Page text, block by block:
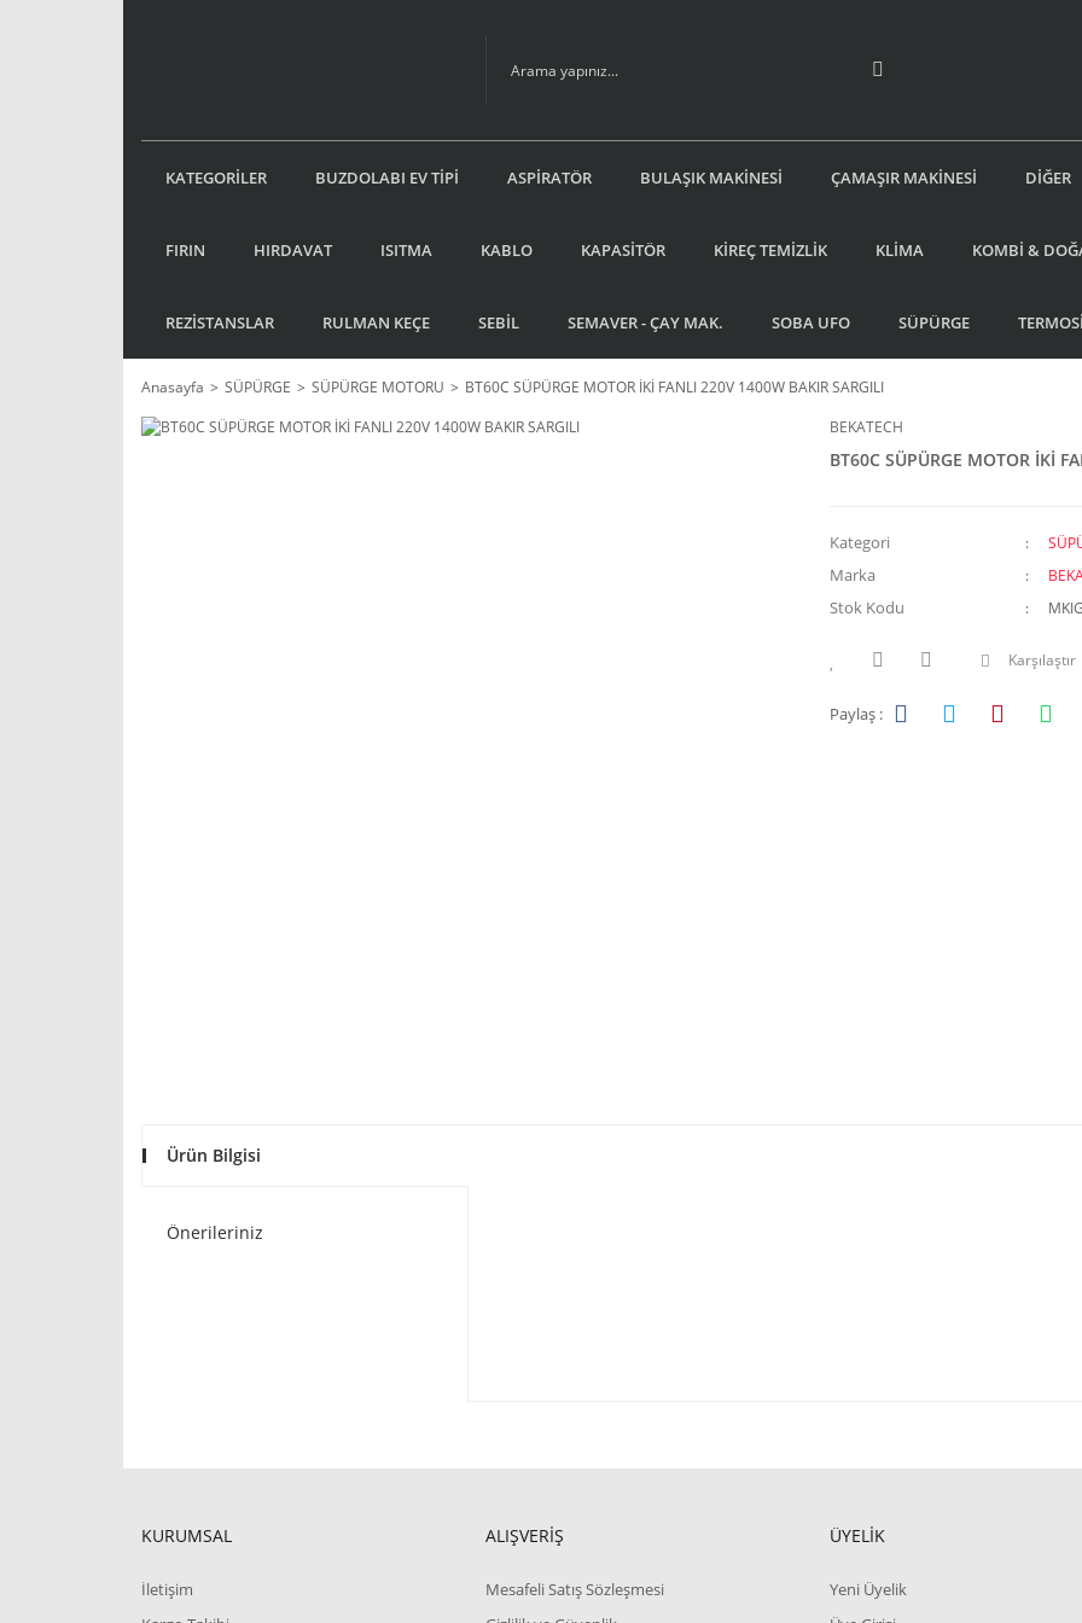
KATEGORİLER BUZDOLABI EV TİPİ ASPİRATÖR BULAŞIK MAKİNESİ ÇAMAŞIR MAKİNESİ DİĞER
FIRIN HIRDAVAT ISITMA KABLO KAPASİTÖR KİREÇ TEMİZLİK KLİMA KOMBİ &
REZİSTANSLAR RULMAN KEÇE SEBİL SEMAVER - ÇAY MAK. SOBA UFO SÜPÜRGE
Anasayfa SÜPÜRGE SÜPÜRGE MOTORU
BT60C SÜPÜRGE MOTOR İKİ FANLI 220V 1400W BAKIR SARGILI
BEKATECH
BT60C SÜPÜRGE MOTOR İKİ
Kategori
Marka
Stok Kodu
Karşılaştır
Paylaş :
Ürün Bilgisi
Önerileriniz
KURUMSAL
İletişim
ALIŞVERİŞ
Mesafeli Satış Sözleşmesi
ÜYELİK
Yeni Üyelik